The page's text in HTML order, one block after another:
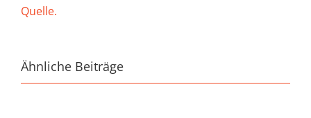
Quelle.
Ähnliche Beiträge